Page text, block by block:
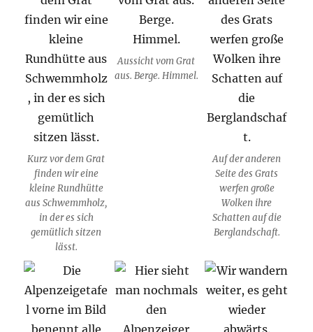
Kurz vor dem Grat
finden wir eine
kleine Rundhütte
aus Schwemmholz,
in der es sich
gemütlich sitzen
lässt.
Aussicht vom Grat
aus. Berge. Himmel.
Auf der anderen
Seite des Grats
werfen große
Wolken ihre
Schatten auf die
Berglandschaft.